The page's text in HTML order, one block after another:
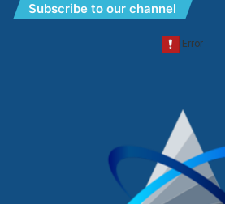
Subscribe to our channel